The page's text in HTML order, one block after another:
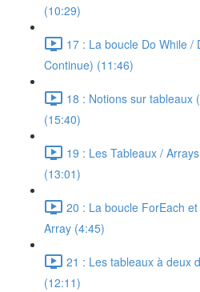
(10:29)
17 : La boucle Do While /
Continue) (11:46)
18 : Notions sur tableaux
(15:40)
19 : Les Tableaux /
(13:01)
20 : La boucle ForEach
Array (4:45)
21 : Les tableaux à deux
(12:11)